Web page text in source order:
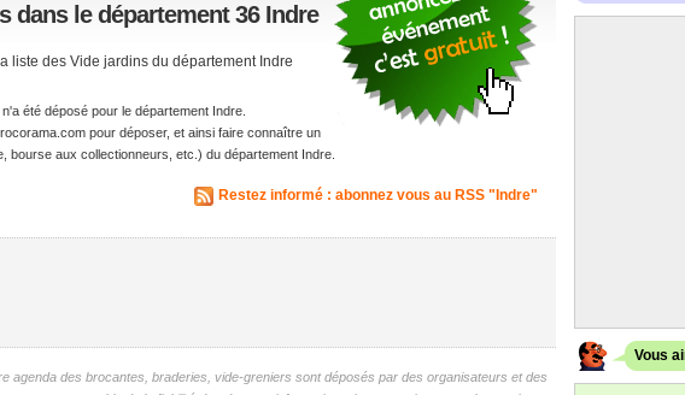
dans le département 36 Indre
liste des Vide jardins du département Indre
été déposé pour le département Indre.
pour déposer, et ainsi faire connaître un
bourse aux collectionneurs, etc.) du département Indre.
Restez informé : abonnez vous au RSS "Indre"
agenda des brocantes, braderies, vide-greniers sont déposés par des organisateurs et des
Vous